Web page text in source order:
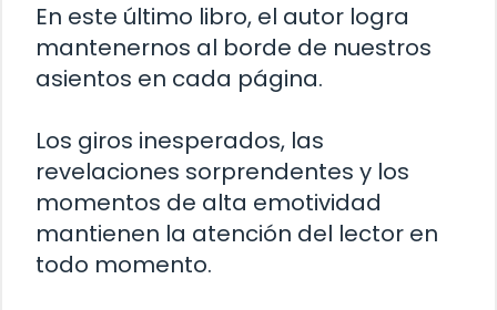
En este último libro, el autor logra
mantenernos al borde de nuestros
asientos en cada página.
Los giros inesperados, las
revelaciones sorprendentes y los
momentos de alta emotividad
mantienen la atención del lector en
todo momento.